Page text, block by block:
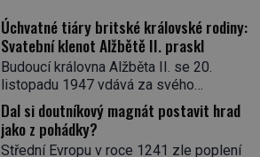
prohlásil o něm jiný významný
francouzský revolucionář, Honoré de
Mirabeau […]
rychle v jedné ze „sandtnerek“.
„Zaplaťpánbůh, že už nemusíme chodit
s lístky,“ povzdechne si směrem ke
služce, kterou má v kuchyni k ruce.
Ještě v prvních letech nové republiky
fungoval kvůli nedostatku zboží
přídělový systém. […]
Úchvatné tiáry britské královské rodiny:
Svatební klenot Alžbětě II. praskl
Budoucí královna Alžběta II. se 20.
listopadu 1947 vdává za svého
vyvoleného Filipa Mountbattena. Aby
měla na obřad ve Westminsteru podle
tradice „něco vypůjčeného“, její matka jí
Dal si doutníkový magnát postavit hrad
jako z pohádky?
Střední Evropu v roce 1241 zle poplení